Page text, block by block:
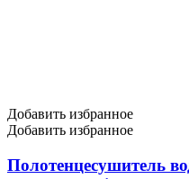
Добавить избранное
Добавить избранное
Полотенцесушитель